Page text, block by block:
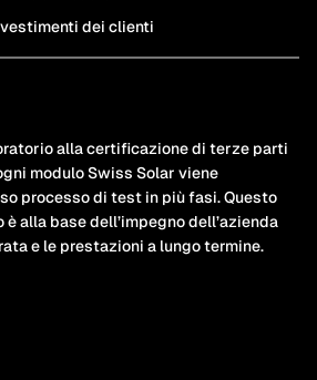
dei clienti
alla certificazione di terze parti
modulo Swiss Solar viene
processo di test in più fasi. Questo
alla base dell’impegno dell’azienda
e le prestazioni a lungo termine.